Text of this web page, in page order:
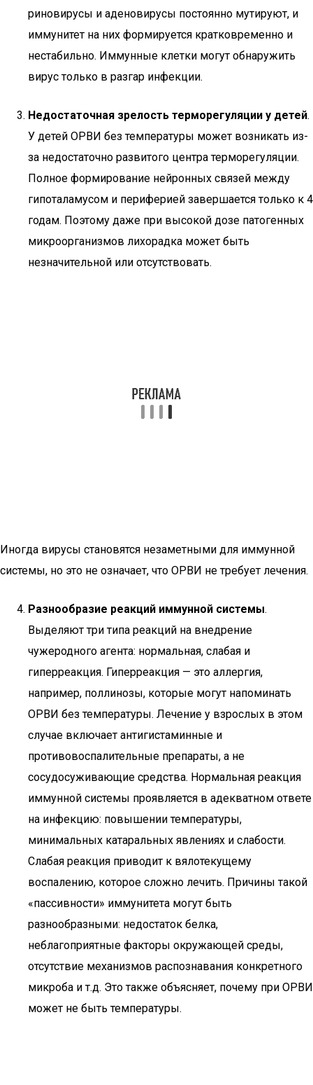
риновирусы и аденовирусы постоянно мутируют, и
иммунитет на них формируется кратковременно и
нестабильно. Иммунные клетки могут обнаружить
вирус только в разгар инфекции.
Недостаточная зрелость терморегуляции у детей.
У детей ОРВИ без температуры может возникать из-
за недостаточно развитого центра терморегуляции.
Полное формирование нейронных связей между
гипоталамусом и периферией завершается только к 4
годам. Поэтому даже при высокой дозе патогенных
микроорганизмов лихорадка может быть
незначительной или отсутствовать.
Иногда вирусы становятся незаметными для иммунной
системы, но это не означает, что ОРВИ не требует лечения.
Разнообразие реакций иммунной системы.
Выделяют три типа реакций на внедрение
чужеродного агента: нормальная, слабая и
гиперреакция. Гиперреакция — это аллергия,
например, поллинозы, которые могут напоминать
ОРВИ без температуры. Лечение у взрослых в этом
случае включает антигистаминные и
противовоспалительные препараты, а не
сосудосуживающие средства. Нормальная реакция
иммунной системы проявляется в адекватном ответе
на инфекцию: повышении температуры,
минимальных катаральных явлениях и слабости.
Слабая реакция приводит к вялотекущему
воспалению, которое сложно лечить. Причины такой
«пассивности» иммунитета могут быть
разнообразными: недостаток белка,
неблагоприятные факторы окружающей среды,
отсутствие механизмов распознавания конкретного
микроба и т.д. Это также объясняет, почему при ОРВИ
может не быть температуры.